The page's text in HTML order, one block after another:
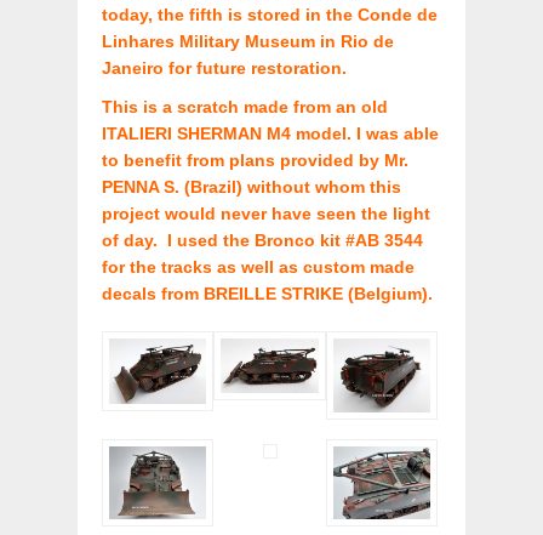
today, the fifth is stored in the Conde de
Linhares Military Museum in Rio de
Janeiro for future restoration.
This is a scratch made from an old
ITALIERI SHERMAN M4 model. I was able
to benefit from plans provided by Mr.
PENNA S. (Brazil) without whom this
project would never have seen the light
of day. I used the Bronco kit #AB 3544
for the tracks as well as custom made
decals from BREILLE STRIKE (Belgium).